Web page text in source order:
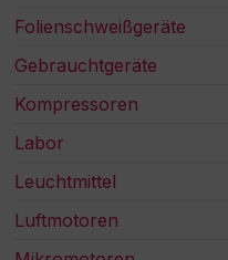
Folienschweißgeräte
Gebrauchtgeräte
Kompressoren
Labor
Leuchtmittel
Luftmotoren